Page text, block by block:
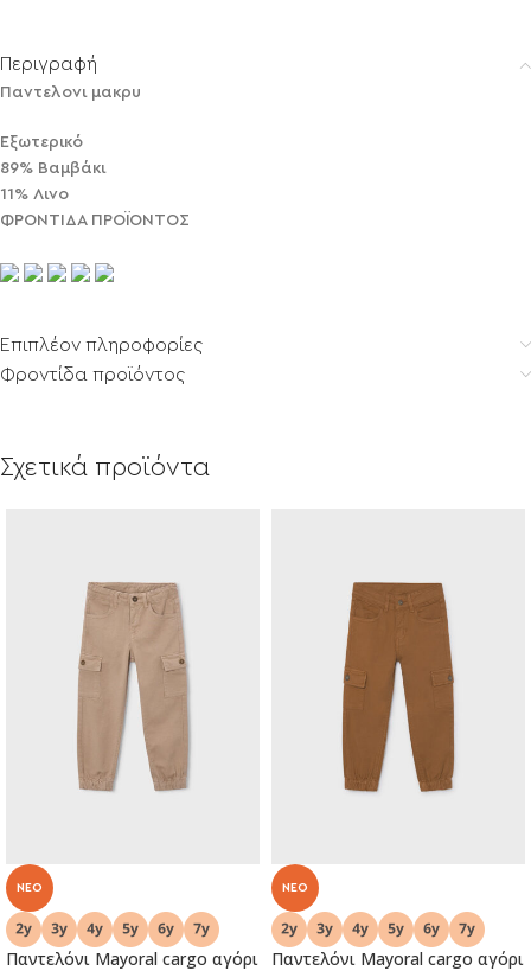
Περιγραφή
Παντελονι μακρυ
Εξωτερικό
89% Βαμβάκι
11% Λινο
ΦΡΟΝΤΙΔΑ ΠΡΟΪΟΝΤΟΣ
Επιπλέον πληροφορίες
Φροντίδα προϊόντος
Σχετικά προϊόντα
NEO
Παντελόνι Mayoral cargo αγόρι
NEO
Παντελόνι Mayoral cargo αγόρι